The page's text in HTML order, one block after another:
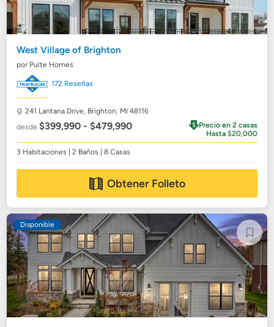
West Village of Brighton
por Pulte Homes
172 Reseñas
241 Lantana Drive, Brighton, MI 48116
desde$399,990 - $479,990
Precio en 2 casas
Hasta $20,000
3 Habitaciones | 2 Baños | 8 Casas
Obtener Folleto
Disponible